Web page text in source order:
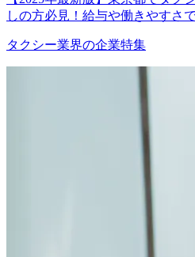
しの方必見！給与や働きやすさ
タクシー業界の企業特集